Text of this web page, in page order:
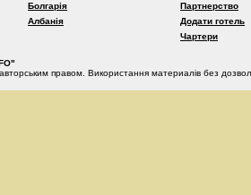
Болгарія
Албанія
Партнерство
Додати готель
Чартери
правом. Використання материалів без